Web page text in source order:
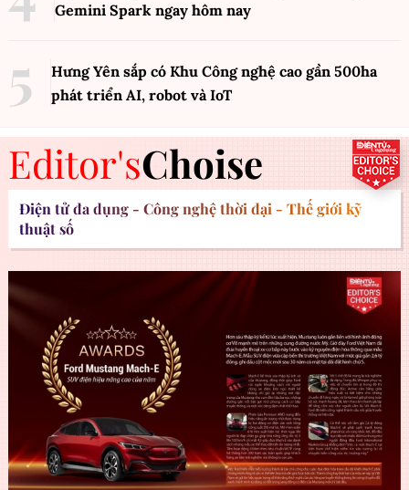
Gemini Spark ngay hôm nay
Hưng Yên sắp có Khu Công nghệ cao gần 500ha
phát triển AI, robot và IoT
Editor'sChoise
Điện tử đa dụng - Công nghệ thời đại - Thế giới kỹ
thuật số